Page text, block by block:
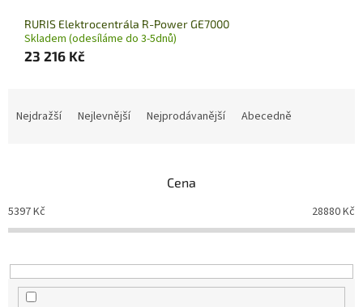
RURIS Elektrocentrála R-Power GE7000
Skladem (odesíláme do 3-5dnů)
23 216 Kč
p
u
Nejdražší Nejlevnější Nejprodávanější Abecedně
Cena
5397Kč 28880Kč